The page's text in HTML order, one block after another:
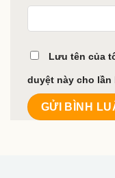
Lưu tên của
duyệt này cho